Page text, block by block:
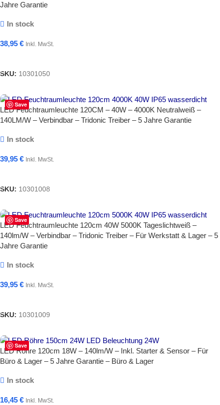
Jahre Garantie
In stock
38,95 € Inkl. MwSt.
SKU: 10301050
Save
LED Feuchtraumleuchte 120CM – 40W – 4000K Neutralweiß –
140LM/W – Verbindbar – Tridonic Treiber – 5 Jahre Garantie
In stock
39,95 € Inkl. MwSt.
SKU: 10301008
Save
LED Feuchtraumleuchte 120cm 40W 5000K Tageslichtweiß –
140lm/W – Verbindbar – Tridonic Treiber – Für Werkstatt & Lager – 5
Jahre Garantie
In stock
39,95 € Inkl. MwSt.
SKU: 10301009
Save
LED Röhre 120cm 18W – 140lm/W – Inkl. Starter & Sensor – Für
Büro & Lager – 5 Jahre Garantie – Büro & Lager
In stock
16,45 € Inkl. MwSt.